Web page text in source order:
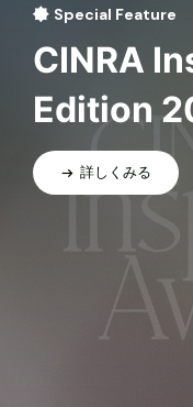
Special Feature
CINRA
Edition
詳しくみる